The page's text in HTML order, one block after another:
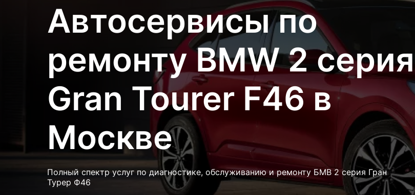
Автосервисы по
ремонту BMW 2 серия
Gran Tourer F46 в
Москве
Полный спектр услуг по диагностике, обслуживанию и ремонту БМВ 2 серия Гран
Турер Ф46